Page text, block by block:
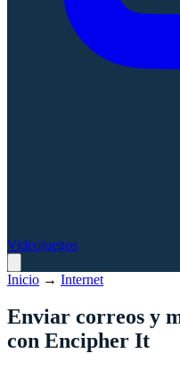
Videojuegos
Inicio → Internet
Enviar correos y
con Encipher It